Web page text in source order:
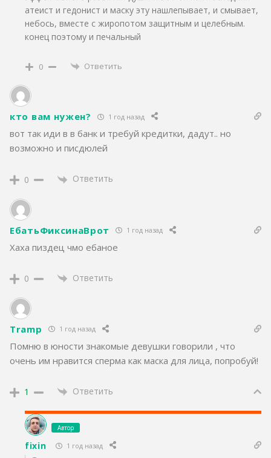
атеист и гедонист и маску эту нашлепывает, и смывает,
небось, вместе с жиропотом защитным и целебным.
конец поэтому и печальный
0 Ответить
кто вам нужен? 1 год назад
вот так иди в в банк и требуй кредитки, дадут.. но
возможно и писдюлей
0 Ответить
ЕбатьФиксинаВрот 1 год назад
Хаха пиздец чмо ебаное
0 Ответить
Tramp 1 год назад
Помню в юности знакомые девушки говорили , что
очень им нравится сперма как маска для лица, попробуй!
1 Ответить
Автор
fixin 1 год назад